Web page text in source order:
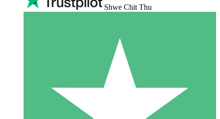
Shwe Chit Thu